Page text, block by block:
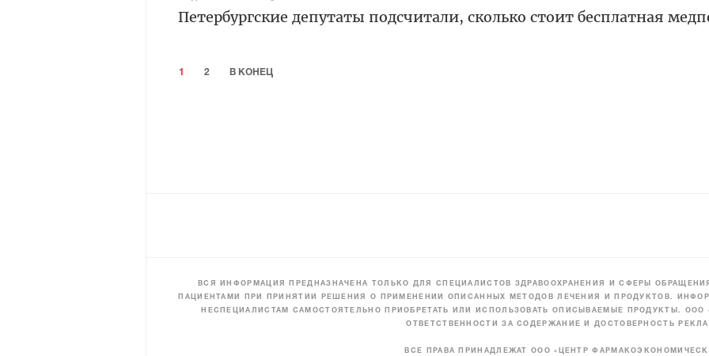
Петербургские депутаты подсчитали, сколько стоит бесплатная
1 2 В КОНЕЦ
ВСЯ ИНФОРМАЦИЯ ПРЕДНАЗНАЧЕНА ТОЛЬКО ДЛЯ СПЕЦИАЛИСТОВ ЗДРАВООХРАНЕНИЯ И СФЕРЫ
ПАЦИЕНТАМИ ПРИ ПРИНЯТИИ РЕШЕНИЯ О ПРИМЕНЕНИИ ОПИСАННЫХ МЕТОДОВ ЛЕЧЕНИЯ И ПРОДУКТОВ.
НЕСПЕЦИАЛИСТАМ САМОСТОЯТЕЛЬНО ПРИОБРЕТАТЬ ИЛИ ИСПОЛЬЗОВАТЬ ОПИСЫВАЕМЫЕ ПРОДУКТЫ.
ОТВЕТСТВЕННОСТИ ЗА СОДЕРЖАНИЕ И ДОСТОВЕРНОСТЬ
ВСЕ ПРАВА ПРИНАДЛЕЖАТ ООО «ЦЕНТР